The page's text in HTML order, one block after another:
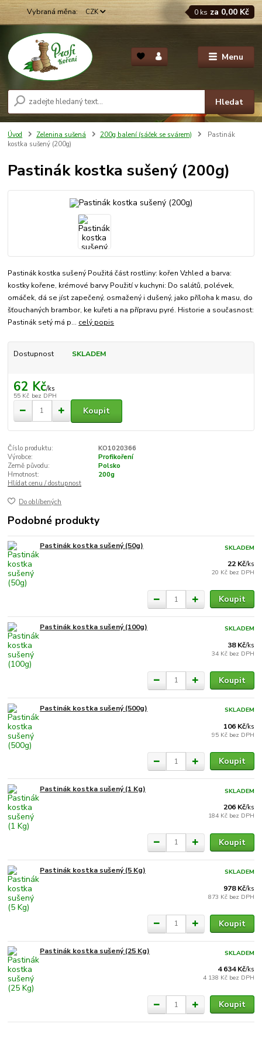
Menu
CZK
Hledat
0 ks za 0,00 Kč
Úvod Zelenina sušená 200g balení (sáček se svárem)
Pastinák
kostka sušený (200g)
Pastinák kostka sušený (200g)
Pastinák kostka sušený Použitá část rostliny: kořen Vzhled a barva:
kostky kořene, krémové barvy Použití v kuchyni: Do salátů, polévek,
omáček, dá se jíst zapečený, osmažený i dušený, jako příloha k masu, do
šťouchaných brambor, ke kuřeti a na přípravu pyré. Historie a současnost:
Pastinák setý má p... celý popis
Dostupnost SKLADEM
62 Kč/ks
55 Kč bez DPH
Koupit
Číslo produktu:
KO1020366
Výrobce:
Profikoření
Země původu:
Polsko
Hmotnost:
200g
Hlídat cenu / dostupnost
Do oblíbených
Podobné produkty
Pastinák kostka sušený (50g)
22 Kč/ks
20 Kč bez DPH
SKLADEM
Koupit
Pastinák kostka sušený (100g)
38 Kč/ks
34 Kč bez DPH
SKLADEM
Koupit
Pastinák kostka sušený (500g)
106 Kč/ks
95 Kč bez DPH
SKLADEM
Koupit
Pastinák kostka sušený (1 Kg)
206 Kč/ks
184 Kč bez DPH
SKLADEM
Koupit
Pastinák kostka sušený (5 Kg)
978 Kč/ks
873 Kč bez DPH
SKLADEM
Koupit
Pastinák kostka sušený (25 Kg)
4 634 Kč/ks
4 138 Kč bez DPH
SKLADEM
Koupit